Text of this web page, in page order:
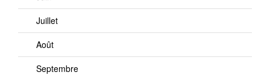
Juillet
Août
Septembre